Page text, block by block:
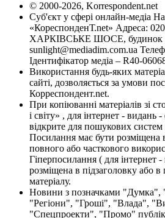
© 2000-2026, Korrespondent.net
Суб'єкт у сфері онлайн-медіа
«КореспонденТ.net» Адреса:
ХАРКІВСЬКЕ ШОСЕ, будинок
sunlight@mediadim.com.ua
Ідентифікатор медіа – R40-
Використання будь-яких
сайті, дозволяється за умови
Корреспондент.net.
При копіюванні матеріалів зі
і світу» , для інтернет - видань
відкрите для пошукових систем
Посилання має бути розміщена
повного або часткового
Гіперпосилання ( для інтернет
розміщена в підзаголовку або в
матеріалу.
Новини з позначками "Думка",
"Регіони", "Гроші", "Влада",
"Спецпроекти", "Промо"